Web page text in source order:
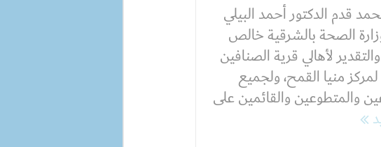
قدم الدكتور أحمد البيلي
الصحة بالشرقية خالص
لأهالي قرية الصنافين
لمركز منيا القمح، ولجميع
والمتطوعين والقائمين على